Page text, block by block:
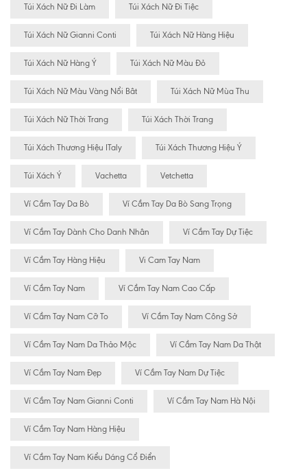
Túi Xách Nữ Đi Làm Túi Xách Nữ Đi Tiệc
Túi Xách Nữ Gianni Conti Túi Xách Nữ Hàng Hiệu
Túi Xách Nữ Hàng Ý Túi Xách Nữ Màu Đỏ
Túi Xách Nữ Màu Vàng Nổi Bât Túi Xách Nữ Mùa Thu
Túi Xách Nữ Thời Trang Túi Xách Thời Trang
Túi Xách Thương Hiệu ITaly Túi Xách Thương Hiệu Ý
Túi Xách Ý Vachetta Vetchetta
Ví Cầm Tay Da Bò Ví Cầm Tay Da Bò Sang Trọng
Ví Cầm Tay Dành Cho Danh Nhân Ví Cầm Tay Dự Tiệc
Ví Cầm Tay Hàng Hiệu Vi Cam Tay Nam
Ví Cầm Tay Nam Ví Cầm Tay Nam Cao Cấp
Ví Cầm Tay Nam Cỡ To Ví Cầm Tay Nam Công Sở
Ví Cầm Tay Nam Da Thảo Mộc Ví Cầm Tay Nam Da Thật
Ví Cầm Tay Nam Đẹp Ví Cầm Tay Nam Dự Tiệc
Ví Cầm Tay Nam Gianni Conti Ví Cầm Tay Nam Hà Nội
Ví Cầm Tay Nam Hàng Hiệu
Ví Cầm Tay Nam Kiểu Dáng Cổ Điển